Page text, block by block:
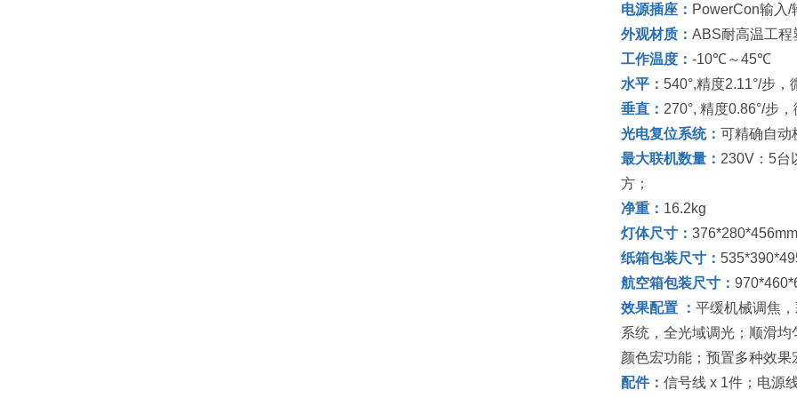
电源插座： PowerCon输入/
外观材质：ABS耐高温工程
工作温度：-10℃～45℃
水平： 540°,精度2.11°/步，
垂直： 270°, 精度0.86°/步
光电复位系统：可精确自动
最大联机数量： 230V：5台
方；
净重： 16.2kg
灯体尺寸：
纸箱包装尺寸：
航空箱包装尺寸：
效果配置 ：平缓机械调焦
系统，全光域调光；顺滑
颜色宏功能；预置多种效果
配件：信号线 x 1件；电源